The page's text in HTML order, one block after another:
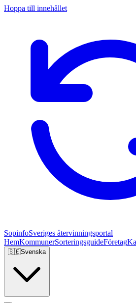
Hoppa till innehållet
SopinfoSveriges återvinningsportal
HemKommunerSorteringsguideFöretag
🇸🇪Svenska